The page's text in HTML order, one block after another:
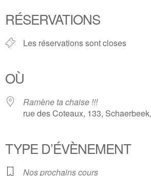
RÉSERVATIONS
Les réservations sont closes
OÙ
Ramène ta chaise !!!
rue des Coteaux, 133,
TYPE D’ÉVÈNEMENT
Nos prochains cours